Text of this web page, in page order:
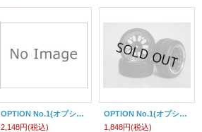
OPTION No.1(オプションNo.1)/16スポークロープロホイル＆ラジアルタイヤセット各色/１台分
2,148円(税込)
OPTION No.1(オプションNo.1)/NO-TY01/メッシュホイール/ラジアルタイヤ接着済み（インナー付き）4個入
1,848円(税込)